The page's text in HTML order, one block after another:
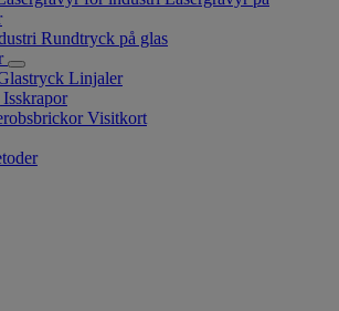
Rundtryck på glas
Linjaler
Isskrapor
Visitkort